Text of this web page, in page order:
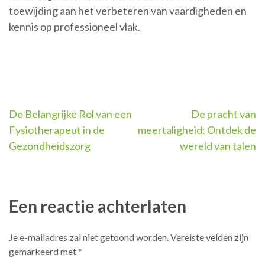
toewijding aan het verbeteren van vaardigheden en
kennis op professioneel vlak.
Berichtnavigatie
De Belangrijke Rol van een
Fysiotherapeut in de
Gezondheidszorg
De pracht van
meertaligheid: Ontdek de
wereld van talen
Een reactie achterlaten
Je e-mailadres zal niet getoond worden.Vereiste velden zijn
gemarkeerd met*